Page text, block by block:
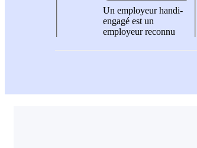
Un employeur handi-
engagé est un
employeur reconnu